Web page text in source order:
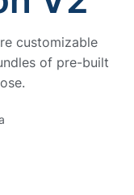
customizable
of pre-built